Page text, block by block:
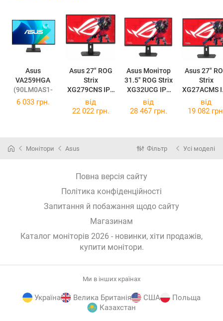
Asus
VA259HGA
(90LM0AS1-
B01171)
Asus 27" ROG
Strix
XG279CNS IPS
Black 380Hz
90LM0AW0-
Asus Монiтор
31.5" ROG Strix
XG32UCG IPS
Black 320Hz
90LM0B01-
Asus 27" ROG
Strix
XG27ACMS IPS
Black
6 033 грн.
від
22 022 грн.
від
28 467 грн.
від
19 082
Монітори Asus Фільтр Усі моделі
Повна версія сайту
Політика конфіденційності
Запитання й побажання щодо сайту
Магазинам
Каталог моніторів 2026 - новинки, хіти продажів,
купити монітори.
Ми в інших країнах
Україна Велика Британія США
Польща
Казахстан